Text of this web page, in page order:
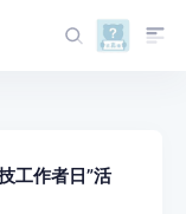
工作者日”活